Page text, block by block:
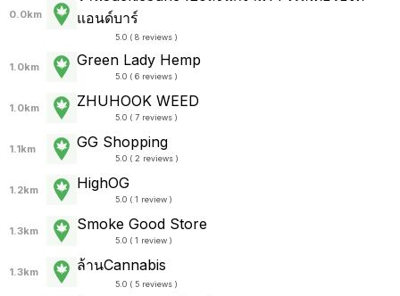
0.0km
แอนด์บาร์
5.0 ( 8 reviews )
1.0km Green Lady Hemp
5.0 ( 6 reviews )
1.0km ZHUHOOK WEED
5.0 ( 7 reviews )
1.1km GG Shopping
5.0 ( 2 reviews )
1.2km HighOG
5.0 ( 1 review )
1.3km Smoke Good Store
5.0 ( 1 review )
1.3km ล้านCannabis
5.0 ( 5 reviews )